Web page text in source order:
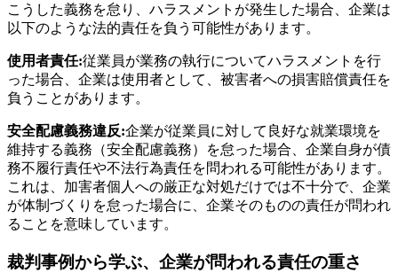
こうした義務を怠り、ハラスメントが発生した場合、企業は
以下のような法的責任を負う可能性があります。
使用者責任:従業員が業務の執行についてハラスメントを行
った場合、企業は使用者として、被害者への損害賠償責任を
負うことがあります。
安全配慮義務違反:企業が従業員に対して良好な就業環境を
維持する義務（安全配慮義務）を怠った場合、企業自身が債
務不履行責任や不法行為責任を問われる可能性があります。
これは、加害者個人への厳正な対処だけでは不十分で、企業
が体制づくりを怠った場合に、企業そのものの責任が問われ
ることを意味しています。
裁判事例から学ぶ、企業が問われる責任の重さ